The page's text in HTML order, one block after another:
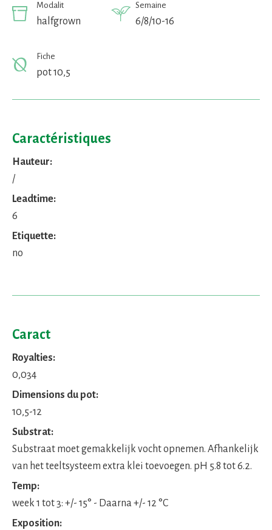
Modalit
halfgrown
Semaine
6/8/10-16
Fiche
pot 10,5
Caractéristiques
Hauteur:
/
Leadtime:
6
Etiquette:
no
Caract
Royalties:
0,034
Dimensions du pot:
10,5-12
Substrat:
Substraat moet gemakkelijk vocht opnemen. Afhankelijk
van het teeltsysteem extra klei toevoegen. pH 5.8 tot 6.2.
Temp:
week 1 tot 3: +/- 15° - Daarna +/- 12 °C
Exposition: